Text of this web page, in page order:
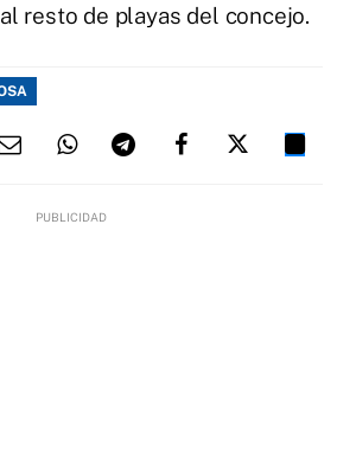
resto de playas del concejo.